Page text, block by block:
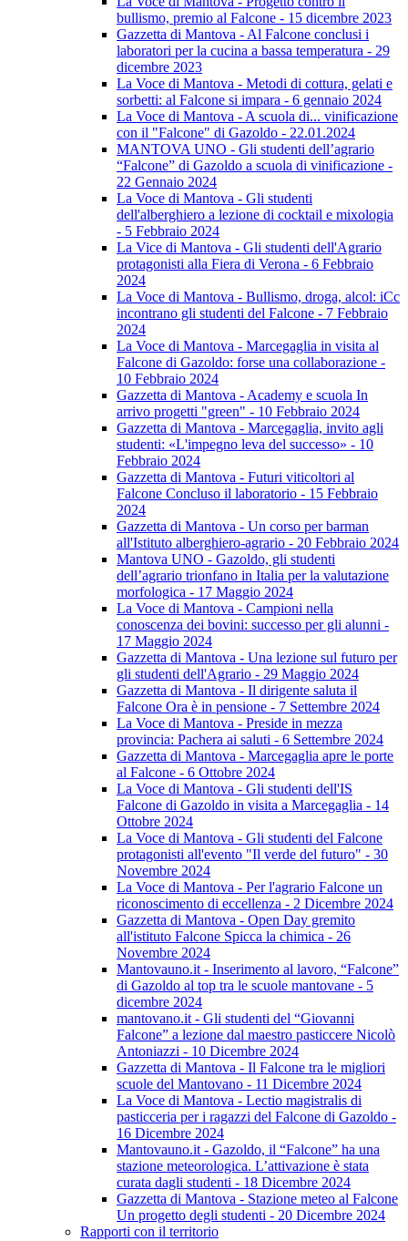
bullismo, premio al Falcone - 15 dicembre 2023
Gazzetta di Mantova - Al Falcone conclusi i
laboratori per la cucina a bassa temperatura - 29
dicembre 2023
La Voce di Mantova - Metodi di cottura, gelati e
sorbetti: al Falcone si impara - 6 gennaio 2024
La Voce di Mantova - A scuola di... vinificazione
con il "Falcone" di Gazoldo - 22.01.2024
MANTOVA UNO - Gli studenti dell’agrario
“Falcone” di Gazoldo a scuola di vinificazione -
22 Gennaio 2024
La Voce di Mantova - Gli studenti
dell'alberghiero a lezione di cocktail e mixologia
- 5 Febbraio 2024
La Vice di Mantova - Gli studenti dell'Agrario
protagonisti alla Fiera di Verona - 6 Febbraio
2024
La Voce di Mantova - Bullismo, droga, alcol: iCc
incontrano gli studenti del Falcone - 7 Febbraio
2024
La Voce di Mantova - Marcegaglia in visita al
Falcone di Gazoldo: forse una collaborazione -
10 Febbraio 2024
Gazzetta di Mantova - Academy e scuola In
arrivo progetti "green" - 10 Febbraio 2024
Gazzetta di Mantova - Marcegaglia, invito agli
studenti: «L'impegno leva del successo» - 10
Febbraio 2024
Gazzetta di Mantova - Futuri viticoltori al
Falcone Concluso il laboratorio - 15 Febbraio
2024
Gazzetta di Mantova - Un corso per barman
all'Istituto alberghiero-agrario - 20 Febbraio 2024
Mantova UNO - Gazoldo, gli studenti
dell’agrario trionfano in Italia per la valutazione
morfologica - 17 Maggio 2024
La Voce di Mantova - Campioni nella
conoscenza dei bovini: successo per gli alunni -
17 Maggio 2024
Gazzetta di Mantova - Una lezione sul futuro per
gli studenti dell'Agrario - 29 Maggio 2024
Gazzetta di Mantova - Il dirigente saluta il
Falcone Ora è in pensione - 7 Settembre 2024
La Voce di Mantova - Preside in mezza
provincia: Pachera ai saluti - 6 Settembre 2024
Gazzetta di Mantova - Marcegaglia apre le porte
al Falcone - 6 Ottobre 2024
La Voce di Mantova - Gli studenti dell'IS
Falcone di Gazoldo in visita a Marcegaglia - 14
Ottobre 2024
La Voce di Mantova - Gli studenti del Falcone
protagonisti all'evento "Il verde del futuro" - 30
Novembre 2024
La Voce di Mantova - Per l'agrario Falcone un
riconoscimento di eccellenza - 2 Dicembre 2024
Gazzetta di Mantova - Open Day gremito
all'istituto Falcone Spicca la chimica - 26
Novembre 2024
Mantovauno.it - Inserimento al lavoro, “Falcone”
di Gazoldo al top tra le scuole mantovane - 5
dicembre 2024
mantovano.it - Gli studenti del “Giovanni
Falcone” a lezione dal maestro pasticcere Nicolò
Antoniazzi - 10 Dicembre 2024
Gazzetta di Mantova - Il Falcone tra le migliori
scuole del Mantovano - 11 Dicembre 2024
La Voce di Mantova - Lectio magistralis di
pasticceria per i ragazzi del Falcone di Gazoldo -
16 Dicembre 2024
Mantovauno.it - Gazoldo, il “Falcone” ha una
stazione meteorologica. L’attivazione è stata
curata dagli studenti - 18 Dicembre 2024
Gazzetta di Mantova - Stazione meteo al Falcone
Un progetto degli studenti - 20 Dicembre 2024
Rapporti con il territorio